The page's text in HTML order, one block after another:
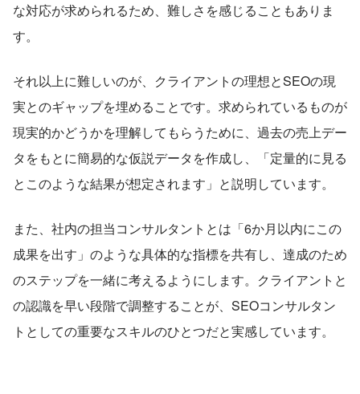
な対応が求められるため、難しさを感じることもありま
す。
それ以上に難しいのが、クライアントの理想とSEOの現
実とのギャップを埋めることです。求められているものが
現実的かどうかを理解してもらうために、過去の売上デー
タをもとに簡易的な仮説データを作成し、「定量的に見る
とこのような結果が想定されます」と説明しています。
また、社内の担当コンサルタントとは「6か月以内にこの
成果を出す」のような具体的な指標を共有し、達成のため
のステップを一緒に考えるようにします。クライアントと
の認識を早い段階で調整することが、SEOコンサルタン
トとしての重要なスキルのひとつだと実感しています。